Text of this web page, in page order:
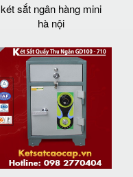
két sắt ngân hàng mini
hà nội